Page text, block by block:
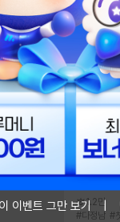
1.2만
#다정남 #
이 이벤트 그만 보기